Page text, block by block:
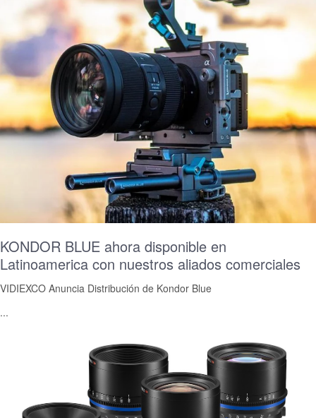
KONDOR BLUE ahora disponible en
Latinoamerica con nuestros aliados comerciales
VIDIEXCO Anuncia Distribución de Kondor Blue
...